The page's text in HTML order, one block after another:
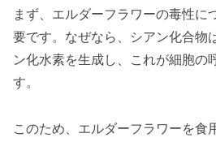
まず、エルダーフラワーの毒性に
要です。なぜなら、シアン化合物
ン化水素を生成し、これが細胞の
す。
このため、エルダーフラワーを食